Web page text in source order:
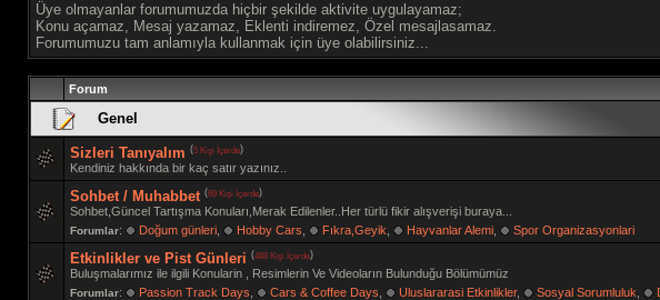
Üye olmayanlar forumumuzda hiçbir şekilde aktivite uygulayamaz;
Konu açamaz, Mesaj yazamaz, Eklenti indiremez, Özel mesajlasamaz.
Forumumuzu tam anlamıyla kullanmak için üye olabilirsiniz...
Forum
Genel
Sizleri Tanıyalım (5 Kişi İçerde)
Kendiniz hakkında bir kaç satır yazınız..
Sohbet / Muhabbet (69 Kişi İçerde)
Sohbet,Güncel Tartışma Konuları,Merak Edilenler..Her türlü fikir alışverişi buraya...
Forumlar: Doğum günleri Hobby Cars Fıkra,Geyik Hayvanlar Alemi Spor Organizasyonlari
Etkinlikler ve Pist Günleri (488 Kişi İçerde)
Buluşmalarımız ile ilgili Konularin , Resimlerin Ve Videoların Bulunduğu Bölümümüz
Forumlar: Passion Track Days Cars & Coffee Days Uluslararasi Etkinlikler, Sosyal Sorumluluk